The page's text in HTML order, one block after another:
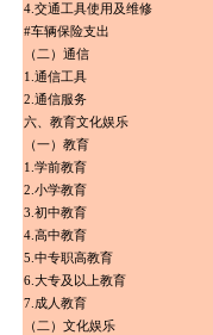
4.交通工具使用及维修
#车辆保险支出
（二）通信
1.通信工具
2.通信服务
六、教育文化娱乐
（一）教育
1.学前教育
2.小学教育
3.初中教育
4.高中教育
5.中专职高教育
6.大专及以上教育
7.成人教育
（二）文化娱乐